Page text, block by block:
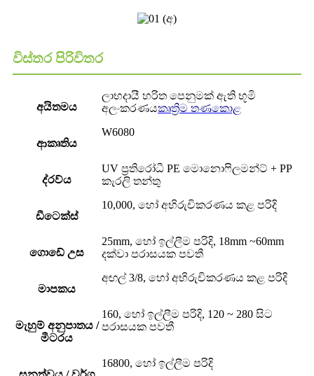
විස්තර පිරිවිතර
අයිතමය
ලාභදායී හරිත පෙනුමක් ඇති භූමි
අලංකරණයකෘත්‍රිම තණකොළ
ආකෘතිය
W6080
ද්රව්ය
UV ප්‍රතිරෝධී PE මොනොෆිලමන්ට් + PP
කැරලි තන්තු
ඩීටෙක්ස්
10,000, හෝ අභිරුචිකරණය කළ පරිදි
ගොඩේ උස
25mm, හෝ ඉල්ලීම පරිදි, 18mm ~60mm
දක්වා පරාසයක පවතී
මාපකය
අඟල් 3/8, හෝ අභිරුචිකරණය කළ පරිදි
මැහුම් අනුපාතය /
මීටරය
160, හෝ ඉල්ලීම පරිදි, 120 ~ 280 සිට
පරාසයක පවතී
16800, හෝ ඉල්ලීම පරිදි